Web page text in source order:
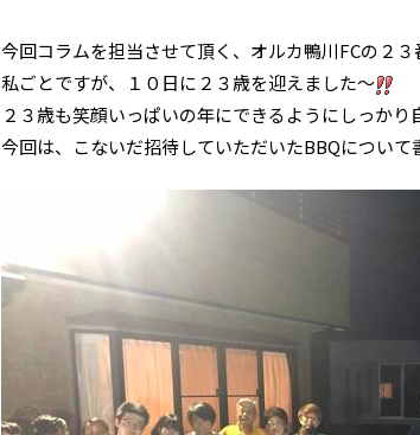
今回コラムを担当させて頂く、オルカ鴨川FCの２
私ごとですが、１０日に２３歳を迎えました～
２３歳も笑顔いっぱいの年にできるようにしっかり
今回は、こないだ招待していただいたBBQについて